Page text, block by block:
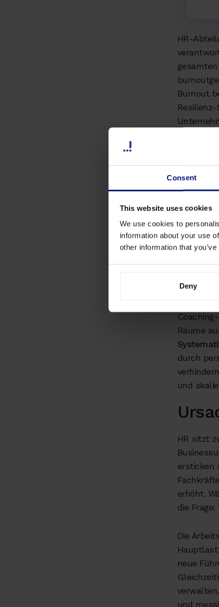
Consent
This website uses cookies
We use cookies to
information about your use
other information that
Deny
HR-
Burnout
HR-
Realität
Zeit für
HR ist
Räume
durch
und
HR sitzt
ersticken
erhöht.
die
Die
neue
und